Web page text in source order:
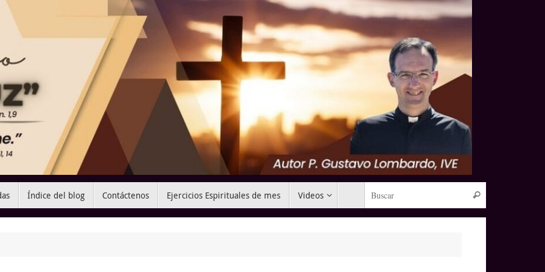
Índice del blog Contáctenos Ejercicios Espirituales de mes Videos Buscar